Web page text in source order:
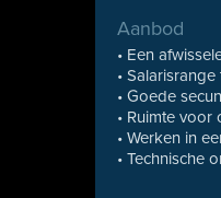
Aanbod
• Een
•
• Goede
• Ruimte
• Werken in
• Technische